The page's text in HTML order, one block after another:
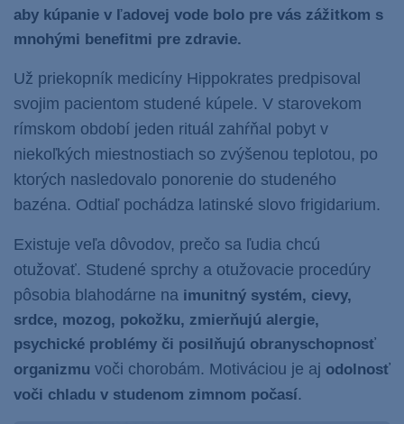
aby kúpanie v ľadovej vode bolo pre vás zážitkom s
mnohými benefitmi pre zdravie.
Už priekopník medicíny Hippokrates predpisoval
svojim pacientom studené kúpele. V starovekom
rímskom období jeden rituál zahŕňal pobyt v
niekoľkých miestnostiach so zvýšenou teplotou, po
ktorých nasledovalo ponorenie do studeného
bazéna. Odtiaľ pochádza latinské slovo frigidarium.
Existuje veľa dôvodov, prečo sa ľudia chcú
otužovať. Studené sprchy a otužovacie procedúry
pôsobia blahodárne na imunitný systém, cievy,
srdce, mozog, pokožku, zmierňujú alergie,
psychické problémy či posilňujú obranyschopnosť
organizmu voči chorobám. Motiváciou je aj odolnosť
voči chladu v studenom zimnom počasí.